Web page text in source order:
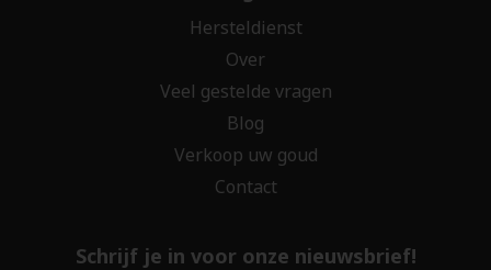
Hersteldienst
Over
Veel gestelde vragen
Blog
Verkoop uw goud
Contact
Schrijf je in voor onze nieuwsbrief!